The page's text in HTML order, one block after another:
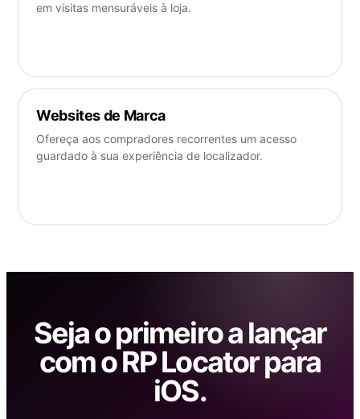
em visitas mensuráveis à loja.
Websites de Marca
Ofereça aos compradores recorrentes um acesso
guardado à sua experiência de localizador.
Seja o primeiro a lançar
com o RP Locator para
iOS.